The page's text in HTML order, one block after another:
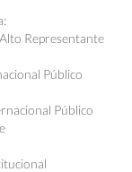
Representante
Público
Público